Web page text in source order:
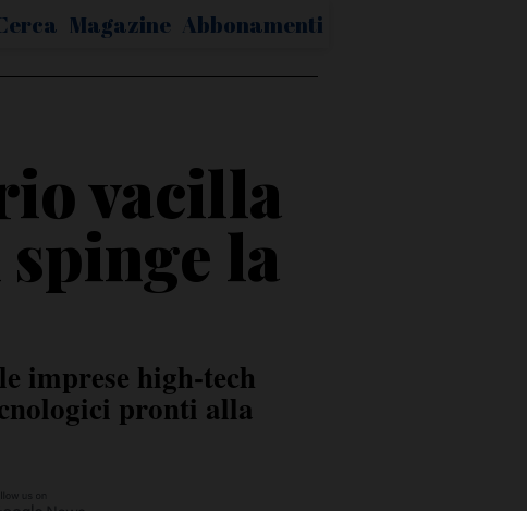
Magazine Abbonamenti
vacilla
la
imprese high-tech
pronti alla